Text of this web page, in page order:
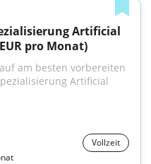
Artificial
pro Monat)
am besten vorbereiten
Artificial
Vollzeit